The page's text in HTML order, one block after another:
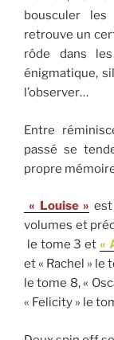
bousculer les
retrouve un
rôde dans
énigmatique,
l’observer…
Entre
passé se
propre
« Louise »
volumes et
le tome 3 et «
et « Rachel » le
le tome 8, «
« Felicity » le